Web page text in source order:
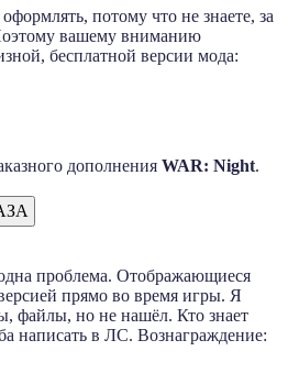
потому что не знаете, за
вашему вниманию
бесплатной версии мода:
дополнения WAR: Night.
проблема. Отображающиеся
прямо во время игры. Я
файлы, но не нашёл. Кто знает
написать в ЛС. Вознаграждение: